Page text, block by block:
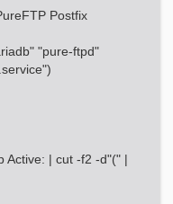
Postfix
"pure-ftpd"
Active: | cut -f2 -d"(" |